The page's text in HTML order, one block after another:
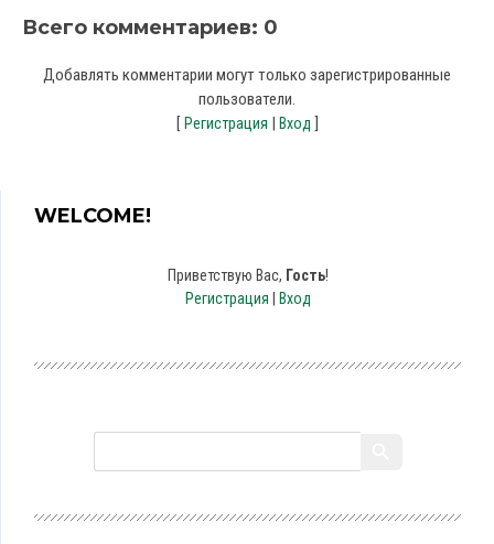
Всего комментариев: 0
Добавлять комментарии могут только зарегистрированные
пользователи.
[ Регистрация | Вход ]
WELCOME!
Приветствую Вас, Гость!
Регистрация
Вход